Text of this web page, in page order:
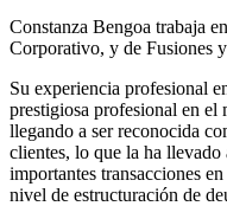
Constanza Bengoa trabaja
Corporativo, y de Fusiones
Su experiencia profesional
prestigiosa profesional en el
llegando a ser reconocida
clientes, lo que la ha
importantes transacciones
nivel de estructuración de